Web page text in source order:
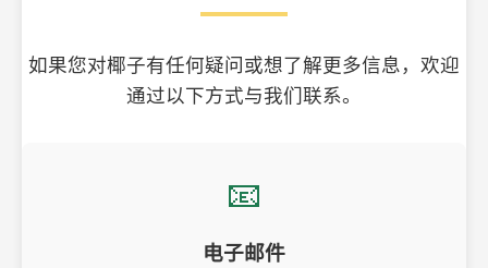
如果您对椰子有任何疑问或想了解更多信息，欢迎
通过以下方式与我们联系。
📧
电子邮件